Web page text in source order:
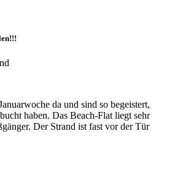
da und sind so begeistert,
haben. Das Beach-Flat liegt sehr
Der Strand ist fast vor der Tür